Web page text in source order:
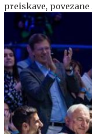
preiskave,